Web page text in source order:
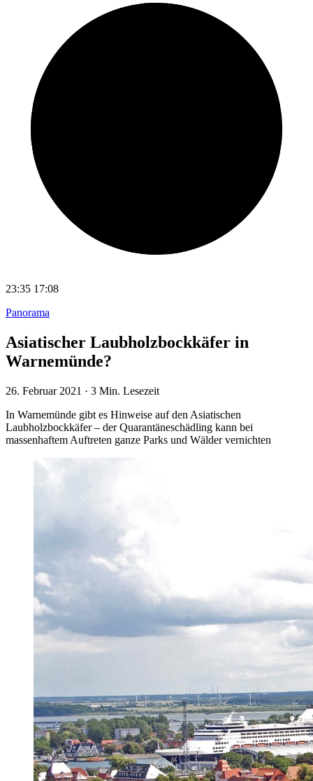
23:35 17:08
Panorama
Asiatischer Laubholzbockkäfer in
Warnemünde?
26. Februar 2021 · 3 Min. Lesezeit
In Warnemünde gibt es Hinweise auf den Asiatischen
Laubholzbockkäfer – der Quarantäneschädling kann bei
massenhaftem Auftreten ganze Parks und Wälder vernichten